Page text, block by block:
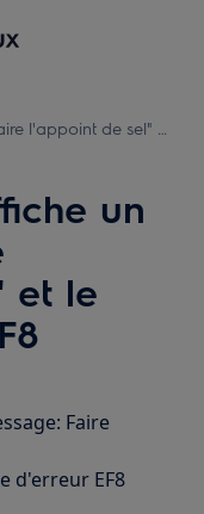
l'appoint de sel" et
un
et le
Faire
d'erreur EF8